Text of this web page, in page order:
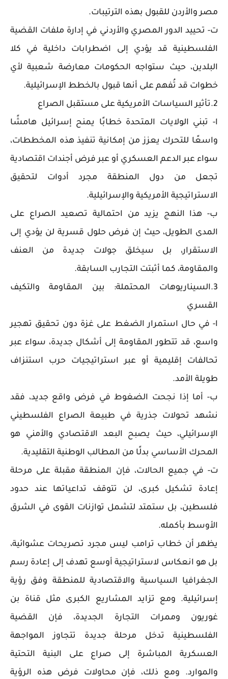
مصر والأردن للقبول بهذه الترتيبات.
ت- تحييد الدور المصري والأردني في إدارة ملفات القضية
الفلسطينية قد يؤدي إلى اضطرابات داخلية في كلا
البلدين، حيث ستواجه الحكومات معارضة شعبية لأي
خطوات قد تُفهم على أنها قبول بالخطط الإسرائيلية.
2.تأثير السياسات الأمريكية على مستقبل الصراع
ا- تبني الولايات المتحدة خطابًا يمنح إسرائيل هامشًا
واسعًا للتحرك يعزز من إمكانية تنفيذ هذه المخططات،
سواء عبر الدعم العسكري أو عبر فرض أجندات اقتصادية
تجعل من دول المنطقة مجرد أدوات لتحقيق
الاستراتيجية الأمريكية والإسرائيلية.
ب- هذا النهج يزيد من احتمالية تصعيد الصراع على
المدى الطويل، حيث إن فرض حلول قسرية لن يؤدي إلى
الاستقرار، بل سيخلق جولات جديدة من العنف
والمقاومة، كما أثبتت التجارب السابقة.
3.السيناريوهات المحتملة: بين المقاومة والتكيف
القسري
ا- في حال استمرار الضغط على غزة دون تحقيق تهجير
واسع، قد تتطور المقاومة إلى أشكال جديدة، سواء عبر
تحالفات إقليمية أو عبر استراتيجيات حرب استنزاف
طويلة الأمد.
ب- أما إذا نجحت الضغوط في فرض واقع جديد، فقد
نشهد تحولات جذرية في طبيعة الصراع الفلسطيني
الإسرائيلي، حيث يصبح البعد الاقتصادي والأمني هو
المحرك الأساسي بدلًا من المطالب الوطنية التقليدية.
ت- في جميع الحالات، فإن المنطقة مقبلة على مرحلة
إعادة تشكيل كبرى، لن تتوقف تداعياتها عند حدود
فلسطين، بل ستمتد لتشمل توازنات القوى في الشرق
الأوسط بأكمله.
يظهر أن خطاب ترامب ليس مجرد تصريحات عشوائية،
بل هو انعكاس لاستراتيجية أوسع تهدف إلى إعادة رسم
الجغرافيا السياسية والاقتصادية للمنطقة وفق رؤية
إسرائيلية. ومع تزايد المشاريع الكبرى مثل قناة بن
غوريون وممرات التجارة الجديدة، فإن القضية
الفلسطينية تدخل مرحلة جديدة تتجاوز المواجهة
العسكرية المباشرة إلى صراع على البنية التحتية
والموارد. ومع ذلك، فإن محاولات فرض هذه الرؤية